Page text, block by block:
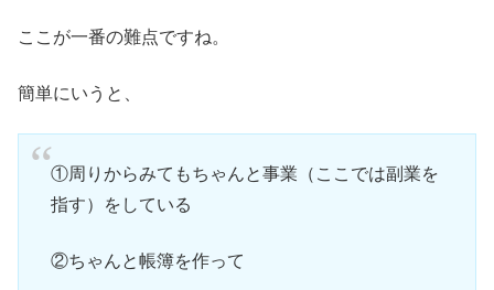
ここが一番の難点ですね。
簡単にいうと、
①周りからみてもちゃんと事業（ここでは副業を
指す）をしている
②ちゃんと帳簿を作って